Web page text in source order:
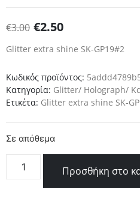
€3.00 €2.50
Glitter extra shine SK-GP19#2
Κωδικός προϊόντος:
Κατηγορία: Glitter/ Holograph/
Ετικέτα: Glitter extra shine SK-
Σε απόθεμα
Προσθήκη στο